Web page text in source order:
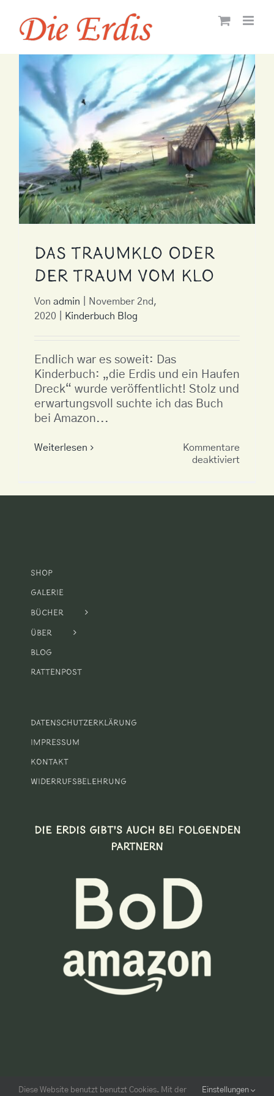
Inhalt
springen
Das Traumklo oder
der Traum vom Klo
Von admin
November 2nd,
2020
Kinderbuch Blog
Endlich war es soweit: Das
Kinderbuch: „die Erdis und ein Haufen
Dreck“ wurde veröffentlicht! Stolz und
erwartungsvoll suchte ich das Buch
bei Amazon...
Weiterlesen
Kommentare
deaktiviertfür
oder
Shop
Galerie
Bücher
Über
Blog
Rattenpost
Datenschutzerklärung
Impressum
Kontakt
Widerrufsbelehrung
DIE ERDIS GIBT’S AUCH BEI FOLGENDEN
PARTNERN
Diese Website benutzt benutzt Cookies. Mit der Einstellungen